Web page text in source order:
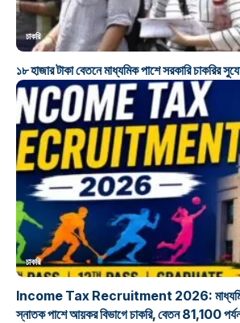
চাকরি
১৮ হাজার টাকা বেতনে মাধ্যমিক পাশে সরকারি
চাকরি
Income Tax Recruitment 2026: মাধ্যমিক,
স্নাতক পাশে আয়কর বিভাগে চাকরি, বেতন 81,100